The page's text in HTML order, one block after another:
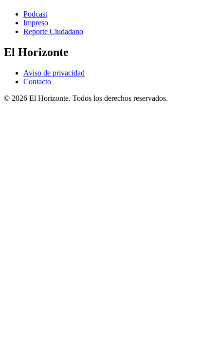
Podcast
Impreso
Reporte Ciudadano
El Horizonte
Aviso de privacidad
Contacto
© 2026 El Horizonte. Todos los derechos reservados.